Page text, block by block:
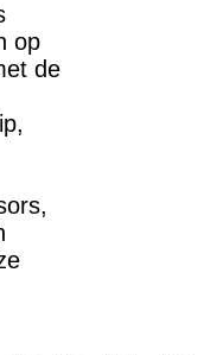
op
de